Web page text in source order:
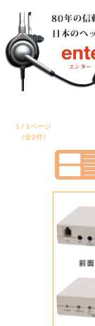
1 / 1ページ
（全2件）